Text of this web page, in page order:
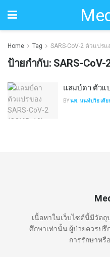
Home Tag SARS-CoV-2 ตัวแปร
ป้ายกำกับ: SARS-
แลมบ์ดา ตัวแป
BYนพ. นนท์ปวิธ เคีย
เนื้อหาในเว็บไซต์นี้มีวัต
ศึกษาเท่านั้น ผู้ป่วยควรป
การรักษาหรื